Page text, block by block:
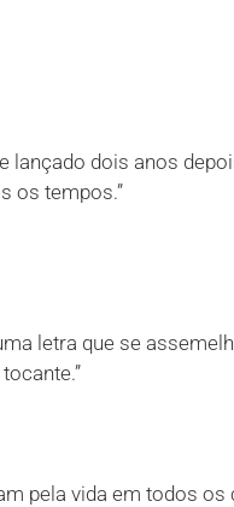
dois anos
os tempos.”
letra que se
pela vida em todos